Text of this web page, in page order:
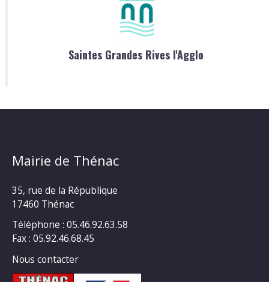
Saintes Grandes Rives l'Agglo
Mairie de Thénac
35, rue de la République
17460 Thénac
Téléphone : 05.46.92.63.58
Fax : 05.92.46.68.45
Nous contacter